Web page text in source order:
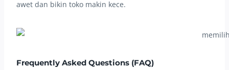
awet dan bikin toko makin kece.
Frequently Asked Questions (FAQ)